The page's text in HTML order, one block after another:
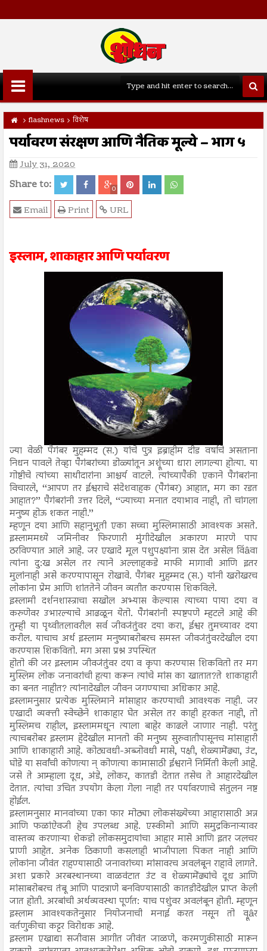
flashnews विशेष
पर्यावरण संरक्षण आणि नैतिक मूल्ये – भाग ५
July 31, 2020
Share to: 0
URL
Print
Email
इस्लाम, शाकाहार आणि पर्यावरण
ज्या वेळी पैगंबर मुहम्मद (स.) यांचे पुत्र इब्राहीम दीड वर्षाचे असताना
निधन पावले तेव्हा पैगंबरांच्या डोळ्यांतून अश्रूंच्या धारा लागल्या होत्या. या
गोष्टीचे त्यांच्या साथीदारांना आश्चर्य वाटले. त्यांच्यापैकी एकाने पैगंबरांना
विचारले, ‘‘आपण तर ईश्वराचे संदेशवाहक (पैगंबर) आहात, मग का रडत
आहात?’’ पैगंबरांनी उत्तर दिले, ‘‘ज्याच्या मनात दयाभाव नाही, तो चांगला
मनुष्य होऊ शकत नाही.’’
म्हणून दया आणि सहानुभूती एका सच्चा मुस्लिमासाठी आवश्यक असते.
इस्लाममध्ये जमिनीवर फिरणारी मुंगीदेखील अकारण मारणे पाप
ठरविण्यात आले आहे. जर एखादे मूल पशुपक्ष्यांना त्रास देत असेल विंâवा
त्यांना दु:ख असेल तर त्याने अल्लाहकडे माफी मागावी आणि इतर
मुलांनाही असे करण्यापासून रोखावे. पैगंबर मुहम्मद (स.) यांनी खरोखरच
लोकांना प्रेम आणि शांततेने जीवन व्यतीत करण्यास शिकविले.
इस्लामी दर्शनशास्त्राचा सखोल अभ्यास केल्यास त्याच्या पाया दया व
करुणेवर उभारल्याचे आढळून येतो. पैगंबरांनी स्पष्टपणे म्हटले आहे की
तुम्ही या पृथ्वीतलावरील सर्व जीवजंतुंवर दया करा, ईश्वर तुमच्यावर दया
करील. याचाच अर्थ इस्लाम मनुष्याबरोबरच समस्त जीवजंतुंवरदेखील दया
करण्यास शिकवितो. मग असा प्रश्न उपस्थित
होतो की जर इस्लाम जीवजंतुंवर दया व कृपा करण्यास शिकवितो तर मग
मुस्लिम लोक जनावरांची हत्या करून त्यांचे मांस का खातात?ते शाकाहारी
का बनत नाहीत? त्यांनादेखील जीवन जगण्याचा अधिकार आहे.
इस्लामनुसार प्रत्येक मुस्लिमाने मांसाहार करण्याची आवश्यक नाही. जर
एखादी व्यक्ती स्वेच्छेने शाकाहार घेत असेल तर काही हरकत नाही, तो
मुस्लिमच राहील, इस्लाममधून त्याला बाहेर काढले जाणार नाही. परंतु
त्याचबरोबर इस्लाम हेदेखील मानतो की मनुष्य सुरुवातीपासूनच मांसाहारी
आणि शाकाहारी आहे. कोट्यवधी-अब्जोवधी मासे, पक्षी, शेळ्यामेंढ्या, उंट,
घोडे या सर्वांची कोणत्या न् कोणत्या कामासाठी ईश्वराने निर्मिती केली आहे.
जसे ते आम्हाला दूध, अंडे, लोकर, कातडी देतात तसेच ते आहारदेखील
देतात. त्यांचा उचित उपयोग केला गेला नाही तर पर्यावरणाचे संतुलन नष्ट
होईल.
इस्लामनुसार मानवांच्या एका फार मोठ्या लोकसंख्येच्या आहारासाठी अन्न
आणि फळांऐवजी हेच उपलब्ध आहे. एस्कीमो आणि समुद्रकिनाऱ्यावर
वास्तव्य करणाऱ्या शेकडो लोकसमुदायांचा आहार मासे आणि इतर जलचर
प्राणी आहेत. अनेक ठिकाणी कसलाही भाजीपाला पिकत नाही आणि
लोकांना जीवंत राहण्यासाठी जनावरांच्या मांसावरच अवलंबून राहावे लागते.
अशा प्रकारे अरबस्थानच्या वाळवंटात उंट व शेळ्यामेंढ्यांचे दूध आणि
मांसाबरोबरच तंबू आणि पादत्राणे बनविण्यासाठी कातडीदेखील प्राप्त केली
जात होती. अरबांची अर्थव्यवस्था पूर्णत: याच पशुंवर अवलंबून होती. म्हणून
इस्लाम आवश्यकतेनुसार नियोजनाची मनाई करत नसून तो व्रूâर
वर्तणुकीचा कट्टर विरोधक आहे.
इस्लाम एखाद्या सजीवास आगीत जीवंत जाळणे, करमणुकीसाठी मारून